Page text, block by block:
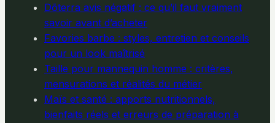
Dōterra avis négatif : ce qu’il faut vraiment
savoir avant d’acheter
Favories barbe : styles, entretien et conseils
pour un look maîtrisé
Taille pour mannequin homme : critères,
mensurations et réalités du métier
Maïs et santé : apports nutritionnels,
bienfaits réels et erreurs de préparation à